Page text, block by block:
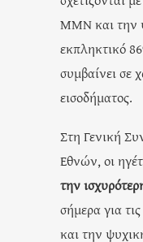
ΜΜΝ και την
εκπληκτικό
συμβαίνει σε
εισοδήματος.
Στη Γενική
Εθνών, οι
την
σήμερα για
και την